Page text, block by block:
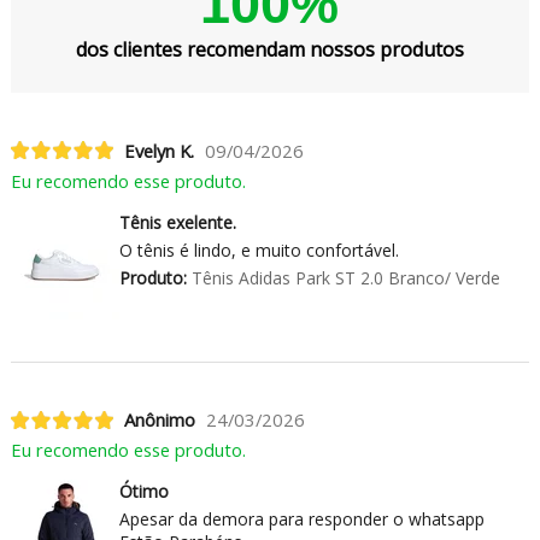
dos clientes recomendam nossos produtos
Evelyn K. 09/04/2026
Eu recomendo esse produto.
Tênis exelente.
O tênis é lindo, e muito confortável.
Produto:Tênis Adidas Park ST 2.0 Branco/ Verde
Anônimo 24/03/2026
Eu recomendo esse produto.
Ótimo
Apesar da demora para responder o whatsapp